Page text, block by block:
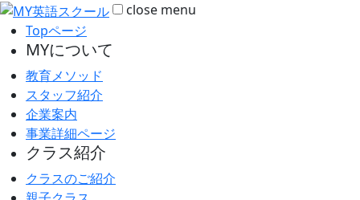
close menu
Topページ
MYについて
教育メソッド
スタッフ紹介
企業案内
事業詳細ページ
クラス紹介
クラスのご紹介